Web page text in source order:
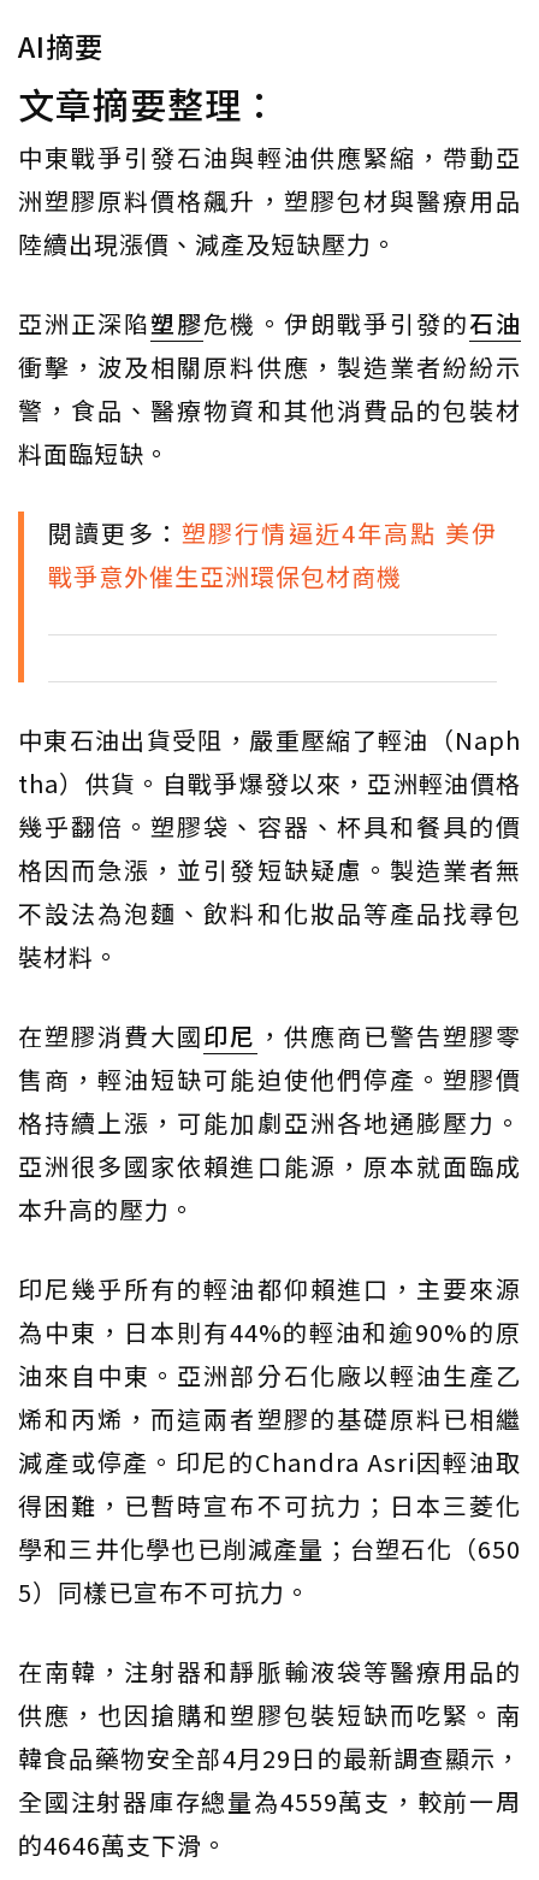
AI摘要
文章摘要整理：
中東戰爭引發石油與輕油供應緊縮，帶動亞
洲塑膠原料價格飆升，塑膠包材與醫療用品
陸續出現漲價、減產及短缺壓力。
亞洲正深陷塑膠危機。伊朗戰爭引發的石油
衝擊，波及相關原料供應，製造業者紛紛示
警，食品、醫療物資和其他消費品的包裝材
料面臨短缺。
閱讀更多： 塑膠行情逼近4年高點 美伊
戰爭意外催生亞洲環保包材商機
中東石油出貨受阻，嚴重壓縮了輕油（Naph
tha）供貨。自戰爭爆發以來，亞洲輕油價格
幾乎翻倍。塑膠袋、容器、杯具和餐具的價
格因而急漲，並引發短缺疑慮。製造業者無
不設法為泡麵、飲料和化妝品等產品找尋包
裝材料。
在塑膠消費大國印尼 ，供應商已警告塑膠零
售商，輕油短缺可能迫使他們停產。塑膠價
格持續上漲，可能加劇亞洲各地通膨壓力。
亞洲很多國家依賴進口能源，原本就面臨成
本升高的壓力。
印尼幾乎所有的輕油都仰賴進口，主要來源
為中東，日本則有44%的輕油和逾90%的原
油來自中東。亞洲部分石化廠以輕油生產乙
烯和丙烯，而這兩者塑膠的基礎原料已相繼
減產或停產。印尼的Chandra Asri因輕油取
得困難，已暫時宣布不可抗力；日本三菱化
學和三井化學也已削減產量；台塑石化（650
5）同樣已宣布不可抗力。
在南韓，注射器和靜脈輸液袋等醫療用品的
供應，也因搶購和塑膠包裝短缺而吃緊。南
韓食品藥物安全部4月29日的最新調查顯示，
全國注射器庫存總量為4559萬支，較前一周
的4646萬支下滑。